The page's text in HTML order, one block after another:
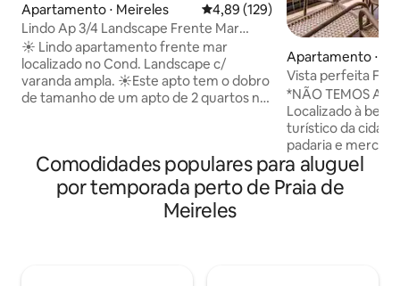
Apartamento ⋅ Meireles 4,89 de uma avaliação média de
4,89 (129)
Lindo Ap 3/4 Landscape Frente Mar
Melhor Preço!
☀️ Lindo apartamento frente mar
localizado no Cond. Landscape c/
varanda ampla. ☀️Este apto tem o dobro
de tamanho de um apto de 2 quartos no
hóspedes. ☀️ Cozinha equipada com os
utensílios e eletrodomésticos
necessários para o preparo de refeições,
bem como, possui máquina de lavar na
Apartamento ⋅
Vista perfeita
16º andar
*NÃO TEMOS
Localizado à
turístico da
padaria e mercadinho no próprio
condomínio, fica
restaurantes,
quarteirão da
Comodidades populares para aluguel
por temporada perto de Praia de
Meireles